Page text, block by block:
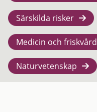
Särskilda risker
Medicin och friskvård
Naturvetenskap